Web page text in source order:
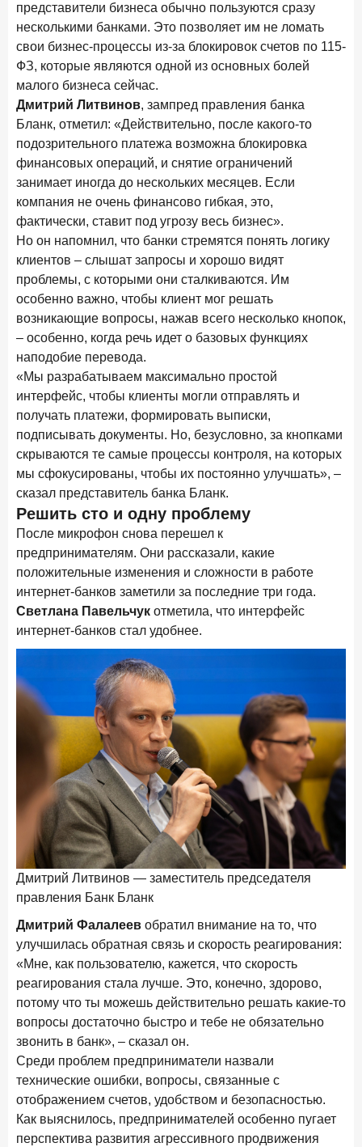
Бизнес на маркетплейсах: новичкам здесь больше не
место
6 февраля 2026 года
По итогам января 2026 года объем выдач кредитов
составил 822,8 млрд руб.
2 февраля 2026 года ИССЛЕДОВАНИЕ
Premium Banking в 2025 году: портрет клиента, тренды
и стратегии банков
30 января 2026 года
Главные «болевые точки» бизнеса при открытии
расчетного счета в банках
26 января 2026 года ИССЛЕДОВАНИЕ
Ипотека. Итоги декабря 2025 года
По итогам декабря 2025 года объем выдач кредитов
составил 1 326,5 млрд руб.
Цифра дня
Средний срок ипотеки на первичном рынке
26,8лет
-0,15
Frank Data. Ипотека
29 декабря 2025 года
Четких целей в 2026-м и качественных «лошадей»!
25 декабря 2025 года ИССЛЕДОВАНИЕ
Ипотека. Итоги ноября 2025 года
24 декабря 2025 года
Страховщики, УК, брокер-маркетплейсы: как новые
игроки меняют рынок инвестиций
19 декабря 2025 года ИССЛЕДОВАНИЕ
В эпоху дуополии маркетплейсов селлеры ищут
новые финансовые решения
18 декабря 2025 года
Ипотека 2025–2026: стресс‑тест высокими ставками и
прогнозы на восстановление
8 декабря 2025 года ИССЛЕДОВАНИЕ
По итогам ноября 2025 года объем выдач кредитов
составил 1 027 млрд руб.
5 декабря 2025 года
банковской лояльности
3 декабря 2025 года
Почему опытные инвесторы в России чувствуют себя
начинающими?
25 ноября 2025 года ИССЛЕДОВАНИЕ
Клиент стал партнером: как трансформируется рынок
инвестиций
24 ноября 2025 года
Ипотека. Итоги октября 2025 года
представители бизнеса обычно пользуются сразу
несколькими банками. Это позволяет им не ломать
свои бизнес-процессы из-за блокировок счетов по 115-
ФЗ, которые являются одной из основных болей
малого бизнеса сейчас.
Дмитрий Литвинов, зампред правления банка
Бланк, отметил: «Действительно, после какого-то
подозрительного платежа возможна блокировка
финансовых операций, и снятие ограничений
занимает иногда до нескольких месяцев. Если
компания не очень финансово гибкая, это,
фактически, ставит под угрозу весь бизнес».
Но он напомнил, что банки стремятся понять логику
клиентов – слышат запросы и хорошо видят
проблемы, с которыми они сталкиваются. Им
особенно важно, чтобы клиент мог решать
возникающие вопросы, нажав всего несколько кнопок,
– особенно, когда речь идет о базовых функциях
наподобие перевода.
«Мы разрабатываем максимально простой
интерфейс, чтобы клиенты могли отправлять и
получать платежи, формировать выписки,
подписывать документы. Но, безусловно, за кнопками
скрываются те самые процессы контроля, на которых
мы сфокусированы, чтобы их постоянно улучшать», –
сказал представитель банка Бланк.
Решить сто и одну проблему
После микрофон снова перешел к
предпринимателям. Они рассказали, какие
положительные изменения и сложности в работе
интернет-банков заметили за последние три года.
Светлана Павельчук отметила, что интерфейс
интернет-банков стал удобнее.
Дмитрий Литвинов — заместитель председателя
правления Банк Бланк
Дмитрий Фалалеев обратил внимание на то, что
улучшилась обратная связь и скорость реагирования:
«Мне, как пользователю, кажется, что скорость
реагирования стала лучше. Это, конечно, здорово,
потому что ты можешь действительно решать какие-то
вопросы достаточно быстро и тебе не обязательно
звонить в банк», – сказал он.
Среди проблем предприниматели назвали
технические ошибки, вопросы, связанные с
отображением счетов, удобством и безопасностью.
Как выяснилось, предпринимателей особенно пугает
перспектива развития агрессивного продвижения